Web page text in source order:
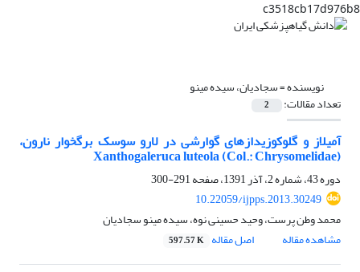
c3518cb17d976b8
نویسنده =سجادیان، سیده مینو
تعداد مقالات: 2
آمیلاز و گلوکوزیدازهای گوارشی در لارو سوسک برگخوار نارون،
Xanthogaleruca luteola (Col.: Chrysomelidae)
دوره 43، شماره 2، آذر 1391، صفحه
291-300
10.22059/ijpps.2013.30249
محمد وطن پرست، وحید حسینی نوه، سیده مینو سجادیان
مشاهده مقاله
اصل مقاله 597.57 K